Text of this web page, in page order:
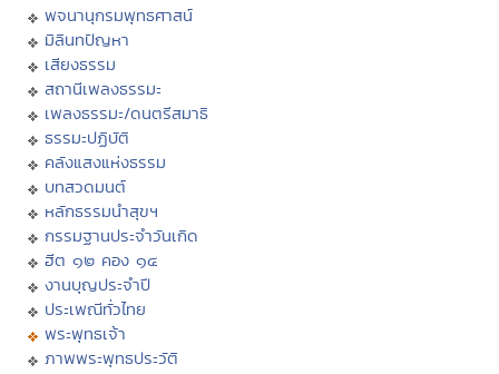
พจนานุกรมพุทธศาสน์
มิลินทปัญหา
เสียงธรรม
สถานีเพลงธรรมะ
เพลงธรรมะ/ดนตรีสมาธิ
ธรรมะปฏิบัติ
คลังแสงแห่งธรรม
บทสวดมนต์
หลักธรรมนำสุขฯ
กรรมฐานประจำวันเกิด
ฮีต ๑๒ คอง ๑๔
งานบุญประจำปี
ประเพณีทั่วไทย
พระพุทธเจ้า
ภาพพระพุทธประวัติ